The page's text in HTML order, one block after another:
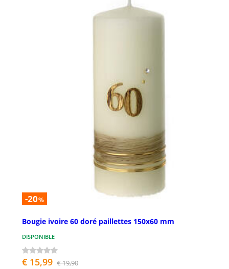
-20%
Bougie ivoire 60 doré paillettes 150x60 mm
DISPONIBLE
€ 15,99 € 19,90